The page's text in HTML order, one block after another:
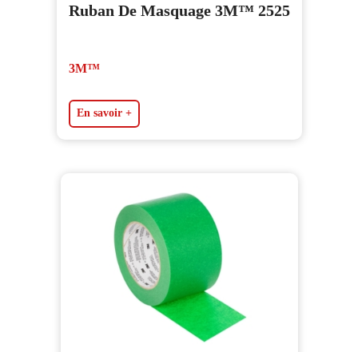
Ruban De Masquage 3M™ 2525
3M™
En savoir +